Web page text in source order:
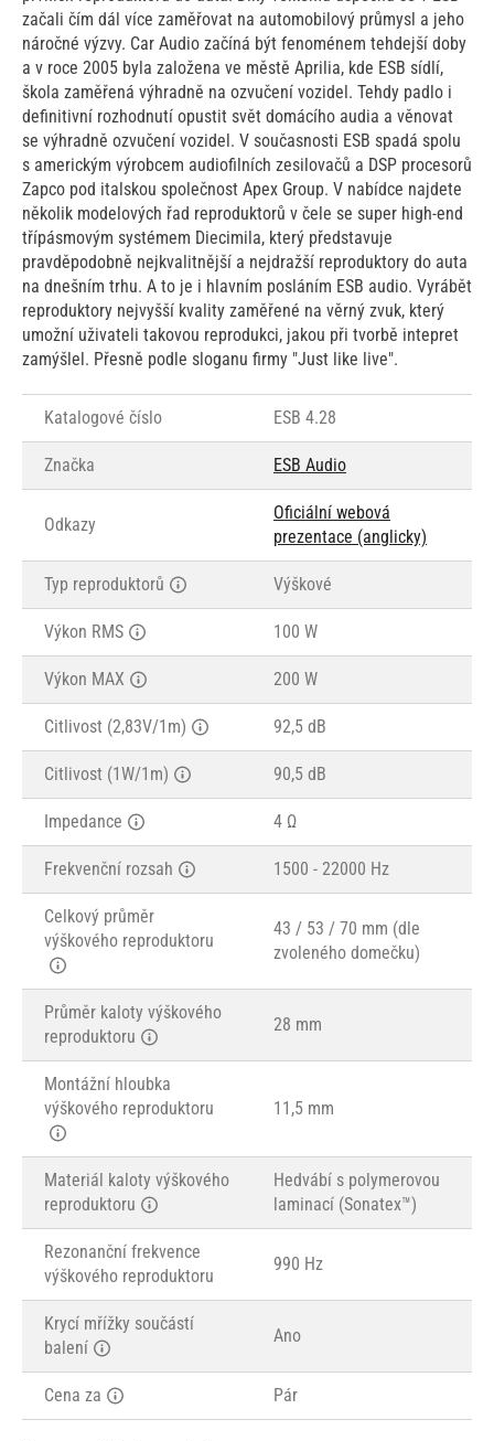
začali čím dál více zaměřovat na automobilový průmysl a jeho
náročné výzvy. Car Audio začíná být fenoménem tehdejší doby
a v roce 2005 byla založena ve městě Aprilia, kde ESB sídlí,
škola zaměřená výhradně na ozvučení vozidel. Tehdy padlo i
definitivní rozhodnutí opustit svět domácího audia a věnovat
se výhradně ozvučení vozidel. V současnosti ESB spadá spolu
s americkým výrobcem audiofilních zesilovačů a DSP procesorů
Zapco pod italskou společnost Apex Group. V nabídce najdete
několik modelových řad reproduktorů v čele se super high-end
třípásmovým systémem Diecimila, který představuje
pravděpodobně nejkvalitnější a nejdražší reproduktory do auta
na dnešním trhu. A to je i hlavním posláním ESB audio. Vyrábět
reproduktory nejvyšší kvality zaměřené na věrný zvuk, který
umožní uživateli takovou reprodukci, jakou při tvorbě intepret
zamýšlel. Přesně podle sloganu firmy "Just like live".
Katalogové číslo ESB 4.28
Značka ESB Audio
Odkazy
Oficiální webová
prezentace (anglicky)
Typ reproduktorů Výškové
Výkon RMS 100 W
Výkon MAX 200 W
Citlivost (2,83V/1m) 92,5 dB
Citlivost (1W/1m) 90,5 dB
Impedance 4 Ω
Frekvenční rozsah 1500 - 22000 Hz
Celkový průměr
výškového reproduktoru
43 / 53 / 70 mm (dle
zvoleného domečku)
Průměr kaloty výškového
reproduktoru
28 mm
Montážní hloubka
výškového reproduktoru
11,5 mm
Materiál kaloty výškového
reproduktoru
Hedvábí s polymerovou
laminací (Sonatex™)
Rezonanční frekvence
výškového reproduktoru
990 Hz
Krycí mřížky součástí
balení
Ano
Cena za Pár